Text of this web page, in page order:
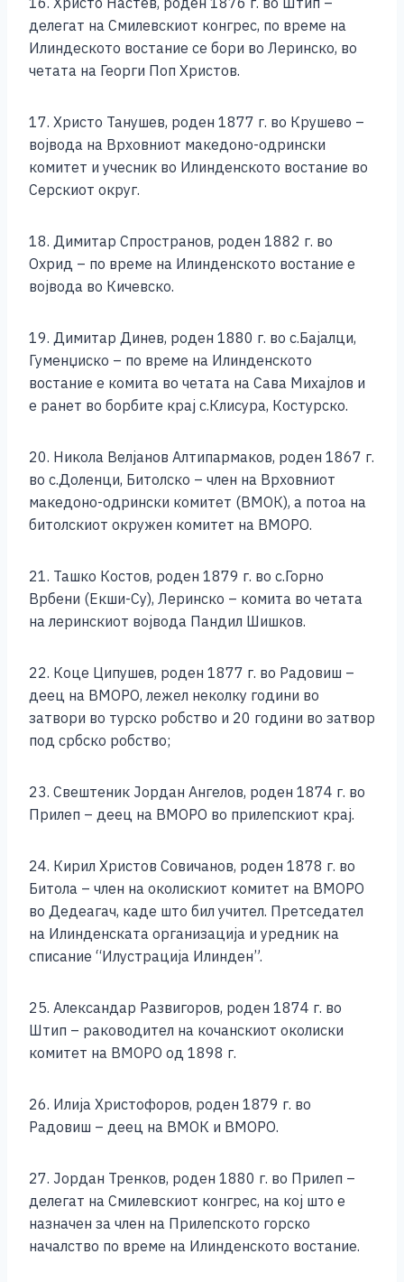
делегат на Смилевскиот конгрес, по време на
Илиндеското востание се бори во Леринско, во
четата на Георги Поп Христов.
17. Христо Танушев, роден 1877 г. во Крушево –
војвода на Врховниот македоно-одрински
комитет и учесник во Илинденското востание во
Серскиот округ.
18. Димитар Спространов, роден 1882 г. во
Охрид – по време на Илинденското востание е
војвода во Кичевско.
19. Димитар Динев, роден 1880 г. во с.Бајалци,
Гуменџиско – по време на Илинденското
востание е комита во четата на Сава Михајлов и
е ранет во борбите крај с.Клисура, Костурско.
20. Никола Велјанов Алтипармаков, роден 1867 г.
во с.Доленци, Битолско – член на Врховниот
македоно-одрински комитет (ВМОК), а потоа на
битолскиот окружен комитет на ВМОРО.
21. Ташко Костов, роден 1879 г. во с.Горно
Врбени (Екши-Су), Леринско – комита во четата
на леринскиот војвода Пандил Шишков.
22. Коце Ципушев, роден 1877 г. во Радовиш –
деец на ВМОРО, лежел неколку години во
затвори во турско робство и 20 години во затвор
под србско робство;
23. Свештеник Јордан Ангелов, роден 1874 г. во
Прилеп – деец на ВМОРО во прилепскиот крај.
24. Кирил Христов Совичанов, роден 1878 г. во
Битола – член на околискиот комитет на ВМОРО
во Дедеагач, каде што бил учител. Претседател
на Илинденската организација и уредник на
списание “Илустрација Илинден”.
25. Александар Развигоров, роден 1874 г. во
Штип – раководител на кочанскиот околиски
комитет на ВМОРО од 1898 г.
26. Илија Христофоров, роден 1879 г. во
Радовиш – деец на ВМОК и ВМОРО.
27. Јордан Тренков, роден 1880 г. во Прилеп –
делегат на Смилевскиот конгрес, на кој што е
назначен за член на Прилепското горско
началство по време на Илинденското востание.